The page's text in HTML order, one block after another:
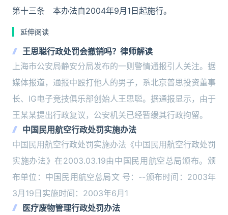
第十三条 本办法自2004年9月1日起施行。
延伸阅读
王思聪行政处罚会撤销吗？律师解读
上海市公安局静安分局发布的一则警情通报引人关注。据
媒体报道，通报中殴打他人的男子，系北京普思投资董事
长、IG电子竞技俱乐部创始人王思聪。据通报显示，由于
王某某提出行政复议，公安机关已经暂缓其行政拘留。
中国民用航空行政处罚实施办法
中国民用航空行政处罚实施办法《中国民用航空行政处罚
实施办法》在2003.03.19由中国民用航空总局颁布。颁
布单位：中国民用航空总局文 号：--颁布时间：2003年
3月19日实施时间：2003年6月1
医疗废物管理行政处罚办法